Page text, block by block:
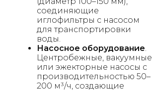
соединяющие
иглофильтры с насосом
для транспортировки
воды.
Насосное оборудование
Центробежные, вакуумные
или эжекторные насосы с
производительностью 50–
200 м³/ч, создающие